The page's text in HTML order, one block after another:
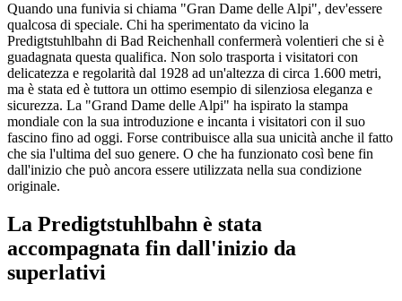
Quando una funivia si chiama "Gran Dame delle Alpi", dev'essere
qualcosa di speciale. Chi ha sperimentato da vicino la
Predigtstuhlbahn di Bad Reichenhall confermerà volentieri che si è
guadagnata questa qualifica. Non solo trasporta i visitatori con
delicatezza e regolarità dal 1928 ad un'altezza di circa 1.600 metri,
ma è stata ed è tuttora un ottimo esempio di silenziosa eleganza e
sicurezza. La "Grand Dame delle Alpi" ha ispirato la stampa
mondiale con la sua introduzione e incanta i visitatori con il suo
fascino fino ad oggi. Forse contribuisce alla sua unicità anche il fatto
che sia l'ultima del suo genere. O che ha funzionato così bene fin
dall'inizio che può ancora essere utilizzata nella sua condizione
originale.
La Predigtstuhlbahn è stata
accompagnata fin dall'inizio da
superlativi